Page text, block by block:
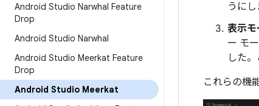
Android Studio Narwhal Feature
Drop
Android Studio Narwhal
Android Studio Meerkat Feature
Drop
Android Studio Meerkat
うにし
表示モ
ー モ
した
これらの機